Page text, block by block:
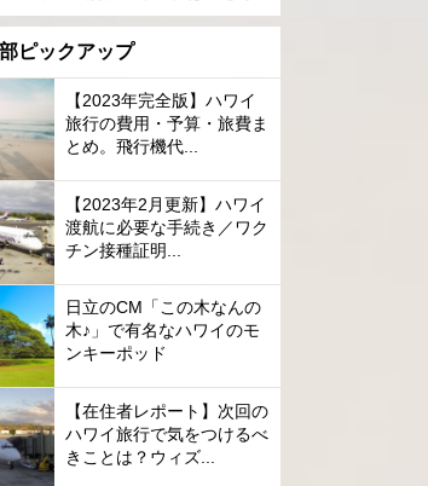
ピックアップ
【2023年完全版】ハワイ
旅行の費用・予算・旅費ま
とめ。飛行機代...
【2023年2月更新】ハワイ
渡航に必要な手続き／ワク
チン接種証明...
日立のCM「この木なんの
木♪」で有名なハワイのモ
ンキーポッド
【在住者レポート】次回の
ハワイ旅行で気をつけるべ
きことは？ウィズ...